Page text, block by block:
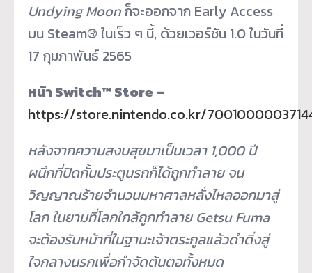
Undying Moonก็จะออกจาก Early Access
บน Steam® ในเร็ว ๆ นี้, ด้วยเวอร์ชัน 1.0 ในวันที่
17 กุมภาพันธ์ 2565
หน้า Switch™ Store –
https://store.nintendo.co.kr/
หลังจากความสงบสุขมาเป็นเวลา 1,000 ปี
ผนึกที่ปิดกั้นประตูนรกก็ได้ถูกทำลาย จน
วิญญาณร้ายจำนวนมหาศาลหลั่งไหลออกมาสู่
โลก ในยามที่โลกใกล้ถูกทำลายGetsu Fuma
จะต้องรับหน้าที่ในฐานะเจ้าตระกูลแล้วดำดิ่งสู่
ใจกลางนรกเพื่อกำจัดต้นตอทั้งหมด